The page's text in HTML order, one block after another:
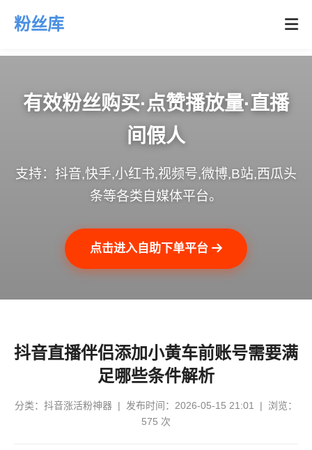
粉丝库
有效粉丝购买·点赞播放量·直播
间假人
支持：抖音,快手,小红书,视频号,微博,B站,西瓜头
条等各类自媒体平台。
点击进入自助下单平台
抖音直播伴侣添加小黄车前账号需要满
足哪些条件解析
分类： 抖音涨活粉神器 | 发布时间：2026-05-15 21:01 | 浏览：
575 次